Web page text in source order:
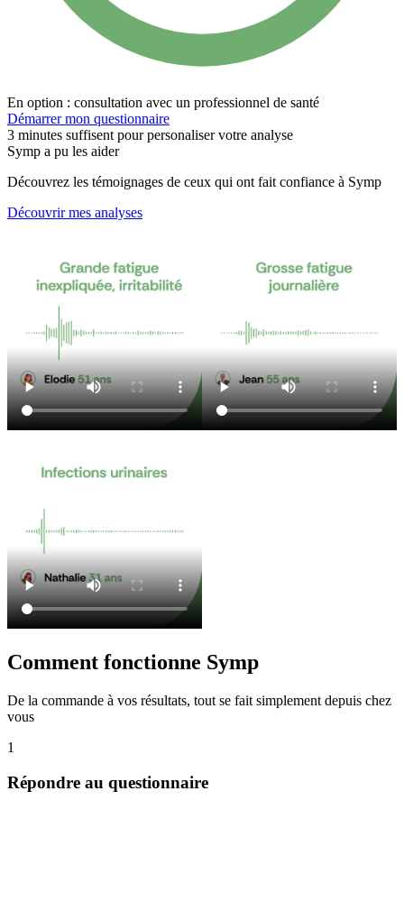
En option : consultation avec un professionnel de santé
Démarrer mon questionnaire
3 minutes suffisent pour personaliser votre analyse
Symp a pu les aider
Découvrez les témoignages de ceux qui ont fait confiance à Symp
Découvrir mes analyses
Comment fonctionne Symp
De la commande à vos résultats, tout se fait simplement depuis chez
vous
1
Répondre au questionnaire